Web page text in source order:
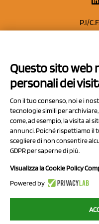
P.I/
Capitale
2023 NCX
myfruit.it è parte
Questo sito web
personali dei
Con il tuo consenso, noi e i
tecnologie simili per
come, ad esempio, la visita al
annunci. Poiché rispettiamo il
scegliere di non consentire
GDPR per saperne di più.
Visualizza la Cookie Policy
Powered by